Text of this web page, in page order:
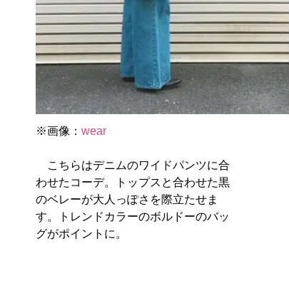
※画像： wear
こちらはデニムのワイドパンツに合
わせたコーデ。トップスと合わせた黒
のベレーが大人っぽさを際立たせま
す。トレンドカラーのボルドーのバッ
グがポイントに。